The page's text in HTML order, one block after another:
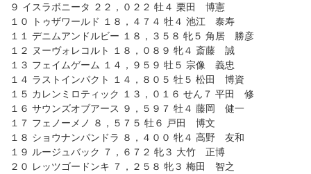
９ イスラボニータ ２２，０２２ 牡４ 栗田 博憲
１０ トゥザワールド １８，４７４ 牡４ 池江 泰寿
１１ デニムアンドルビー １８，３５８ 牝５ 角居 勝彦
１２ ヌーヴォレコルト １８，０８９ 牝４ 斎藤 誠
１３ フェイムゲーム １４，９５９ 牡５ 宗像 義忠
１４ ラストインパクト １４，８０５ 牡５ 松田 博資
１５ カレンミロティック １３，０１６ せん７ 平田 修
１６ サウンズオブアース ９，５９７ 牡４ 藤岡 健一
１７ フェノーメノ ８，５７５ 牡６ 戸田 博文
１８ ショウナンパンドラ ８，４００ 牝４ 高野 友和
１９ ルージュバック ７，６７２ 牝３ 大竹 正博
２０ レッツゴードンキ ７，２５８ 牝３ 梅田 智之